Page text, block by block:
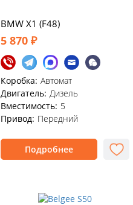
BMW X1 (F48)
5 870 ₽
Коробка: Автомат
Двигатель: Дизель
Вместимость: 5
Привод: Передний
Подробнее